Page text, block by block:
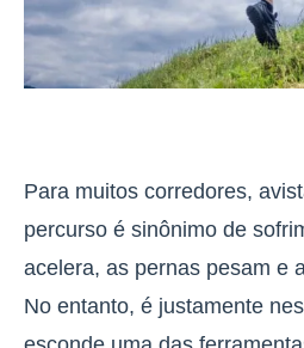
Para muitos corredores,
percurso é sinônimo de
acelera, as pernas pesam e
No entanto, é justamente